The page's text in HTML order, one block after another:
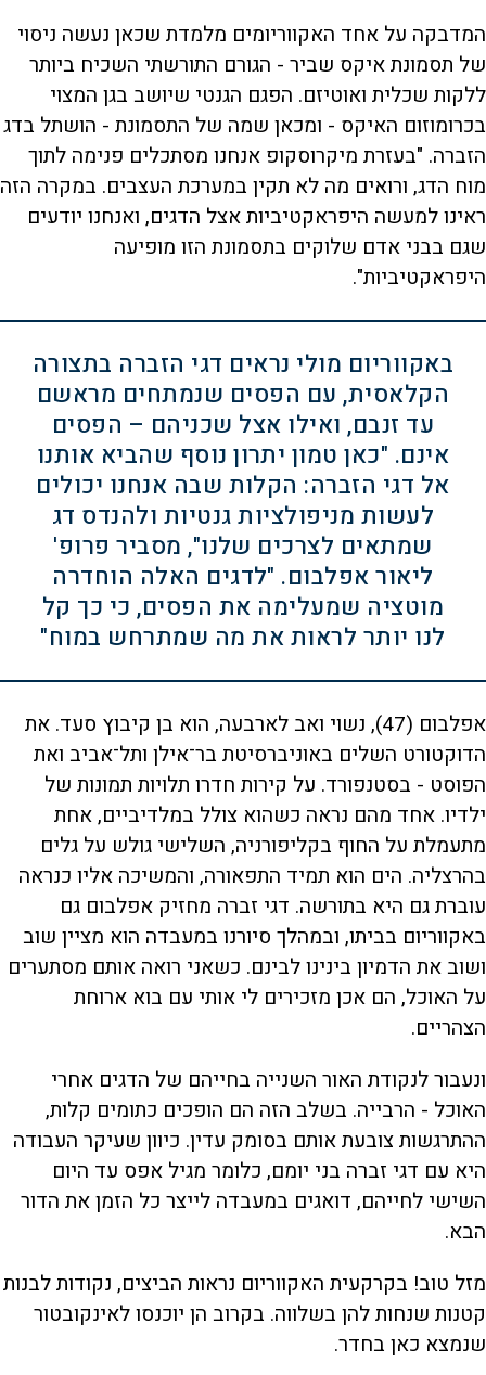
המדבקה על אחד האקווריומים מלמדת שכאן נעשה ניסוי
של תסמונת איקס שביר - הגורם התורשתי השכיח ביותר
ללקות שכלית ואוטיזם. הפגם הגנטי שיושב בגן המצוי
בכרומוזום האיקס - ומכאן שמה של התסמונת - הושתל בדג
הזברה. "בעזרת מיקרוסקופ אנחנו מסתכלים פנימה לתוך
מוח הדג, ורואים מה לא תקין במערכת העצבים. במקרה הזה
ראינו למעשה היפראקטיביות אצל הדגים, ואנחנו יודעים
שגם בבני אדם שלוקים בתסמונת הזו מופיעה
היפראקטיביות".
באקווריום מולי נראים דגי הזברה בתצורה
הקלאסית, עם הפסים שנמתחים מראשם
עד זנבם, ואילו אצל שכניהם – הפסים
אינם. "כאן טמון יתרון נוסף שהביא אותנו
אל דגי הזברה: הקלות שבה אנחנו יכולים
לעשות מניפולציות גנטיות ולהנדס דג
שמתאים לצרכים שלנו", מסביר פרופ'
ליאור אפלבום. "לדגים האלה הוחדרה
מוטציה שמעלימה את הפסים, כי כך קל
לנו יותר לראות את מה שמתרחש במוח"
אפלבום (47), נשוי ואב לארבעה, הוא בן קיבוץ סעד. את
הדוקטורט השלים באוניברסיטת בר־אילן ותל־אביב ואת
הפוסט - בסטנפורד. על קירות חדרו תלויות תמונות של
ילדיו. אחד מהם נראה כשהוא צולל במלדיביים, אחת
מתעמלת על החוף בקליפורניה, השלישי גולש על גלים
בהרצליה. הים הוא תמיד התפאורה, והמשיכה אליו כנראה
עוברת גם היא בתורשה. דגי זברה מחזיק אפלבום גם
באקווריום בביתו, ובמהלך סיורנו במעבדה הוא מציין שוב
ושוב את הדמיון בינינו לבינם. כשאני רואה אותם מסתערים
על האוכל, הם אכן מזכירים לי אותי עם בוא ארוחת
הצהריים.
ונעבור לנקודת האור השנייה בחייהם של הדגים אחרי
האוכל - הרבייה. בשלב הזה הם הופכים כתומים קלות,
ההתרגשות צובעת אותם בסומק עדין. כיוון שעיקר העבודה
היא עם דגי זברה בני יומם, כלומר מגיל אפס עד היום
השישי לחייהם, דואגים במעבדה לייצר כל הזמן את הדור
הבא.
מזל טוב! בקרקעית האקווריום נראות הביצים, נקודות לבנות
קטנות שנחות להן בשלווה. בקרוב הן יוכנסו לאינקובטור
שנמצא כאן בחדר.